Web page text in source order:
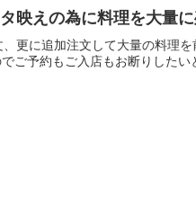
映えの為に料理を大量
更に追加注文して大量の料理
ご予約もご入店もお断りした